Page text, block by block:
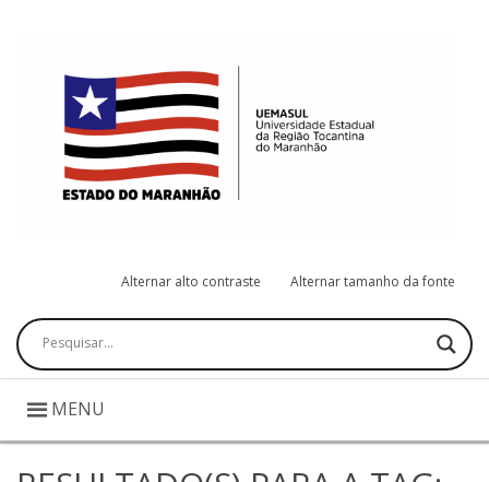
Alternar alto contraste Alternar tamanho da fonte
Pesquisar
MENU